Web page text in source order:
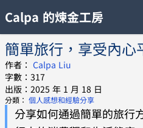
Calpa 的煉金工房
簡單旅行，享受內心
作者： Calpa Liu
字數：317
出版：2025 年 1 月 18 日
分類： 個人感想和經驗分享
分享如何通過簡單的旅行